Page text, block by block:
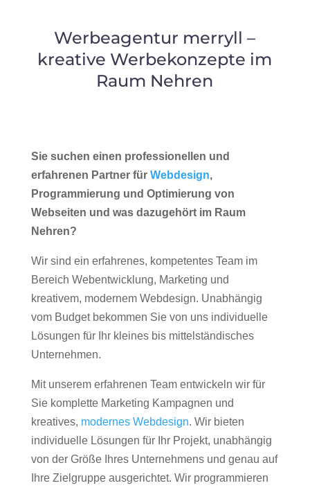
Werbeagentur merryll –
kreative Werbekonzepte im
Raum Nehren
Sie suchen einen professionellen und
erfahrenen Partner für Webdesign,
Programmierung und Optimierung von
Webseiten und was dazugehört im Raum
Nehren?
Wir sind ein erfahrenes, kompetentes Team im
Bereich Webentwicklung, Marketing und
kreativem, modernem Webdesign. Unabhängig
vom Budget bekommen Sie von uns individuelle
Lösungen für Ihr kleines bis mittelständisches
Unternehmen.
Mit unserem erfahrenen Team entwickeln wir für
Sie komplette Marketing Kampagnen und
kreatives, modernes Webdesign. Wir bieten
individuelle Lösungen für Ihr Projekt, unabhängig
von der Größe Ihres Unternehmens und genau auf
Ihre Zielgruppe ausgerichtet. Wir programmieren